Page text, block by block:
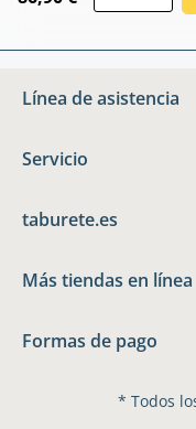
Línea de asistencia
Servicio
taburete.es
Más tiendas en línea
Formas de pago
* Todos